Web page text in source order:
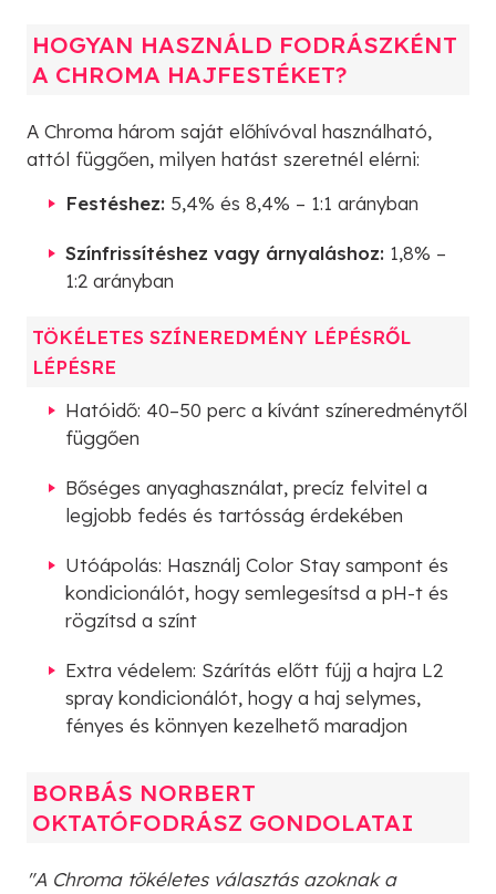
HOGYAN HASZNÁLD FODRÁSZKÉNT
A CHROMA HAJFESTÉKET?
A Chroma három saját előhívóval használható,
attól függően, milyen hatást szeretnél elérni:
Festéshez: 5,4% és 8,4% – 1:1 arányban
Színfrissítéshez vagy árnyaláshoz: 1,8% –
1:2 arányban
TÖKÉLETES SZÍNEREDMÉNY LÉPÉSRŐL
LÉPÉSRE
Hatóidő: 40–50 perc a kívánt színeredménytől
függően
Bőséges anyaghasználat, precíz felvitel a
legjobb fedés és tartósság érdekében
Utóápolás: Használj Color Stay sampont és
kondicionálót, hogy semlegesítsd a pH-t és
rögzítsd a színt
Extra védelem: Szárítás előtt fújj a hajra L2
spray kondicionálót, hogy a haj selymes,
fényes és könnyen kezelhető maradjon
BORBÁS NORBERT
OKTATÓFODRÁSZ GONDOLATAI
"A Chroma tökéletes választás azoknak a